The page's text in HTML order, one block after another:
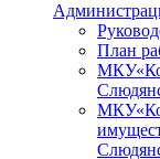
План